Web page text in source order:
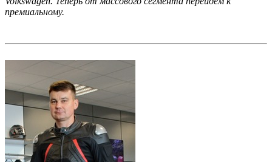
премиальному.